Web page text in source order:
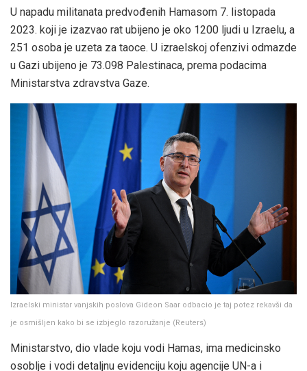
U napadu militanata predvođenih Hamasom 7. listopada
2023. koji je izazvao rat ubijeno je oko 1200 ljudi u Izraelu, a
251 osoba je uzeta za taoce. U izraelskoj ofenzivi odmazde
u Gazi ubijeno je 73.098 Palestinaca, prema podacima
Ministarstva zdravstva Gaze.
Izraelski ministar vanjskih poslova Gideon Saar odbacio je taj potez rekavši da
je osmišljen kako bi se izbjeglo razoružanje (Reuters)
Ministarstvo, dio vlade koju vodi Hamas, ima medicinsko
osoblje i vodi detaljnu evidenciju koju agencije UN-a i